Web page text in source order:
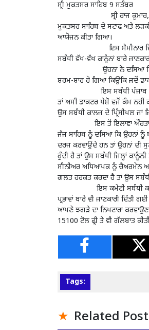
ਸ੍ਰੀ ਮੁਕਤਸਰ ਸਾਹਿਬ 9 ਸਤੰਬਰ
ਸ੍ਰੀ ਰਾਜ ਕੁਮਾਰ, ਜਿਲਾ ਅਤੇ
ਮੁਕਤਸਰ ਸਾਹਿਬ ਦੇ ਸਟਾਫ ਅਤੇ
ਆਯੋਜਨ ਕੀਤਾ ਗਿਆ।
ਇਸ ਸੈਮੀਨਾਰ ਵਿਚ ਡਾ.
ਸਬੰਧੀ ਵੱਖ-ਵੱਖ ਕਾਨੂੰਨਾਂ ਬਾਰੇ
ਉਹਨਾਂ ਨੇ ਦਸਿਆ ਕਿ ਜਿਵੇਂ
ਸ਼ਰਮ-ਸ਼ਾਰ ਹੋ ਗਿਆ ਕਿਉਂਕਿ ਜਦੋਂ
ਇਸ ਸਬੰਧੀ ਪੰਜਾਬ ਦੇ
ਤਾਂ ਅਸੀਂ ਡਾਕਟਰ ਪੇਸ਼ੋ ਵਜੋਂ ਕੰਮ
ਉਸ ਸਬੰਧੀ ਕਾਲਜ ਦੇ ਪ੍ਰਿੰਸੀਪਲ ਜਾਂ
ਇਸ ਤੋਂ ਇਲਾਵਾ ਔਰਤਾਂ ਲਈ ਬਣੇ
ਜੱਜ ਸਾਹਿਬ ਨੂੰ ਦਸਿਆ ਕਿ ਉਹਨਾਂ ਨੂੰ
ਦਰਜ ਕਰਵਾਉਂਦੇ ਹਨ ਤਾਂ ਉਹਨਾਂ ਦੀ
ਹੁੰਦੀ ਹੈ ਤਾਂ ਉਸ ਸਬੰਧੀ ਜਿਲ੍ਹਾਂ
ਸੀਨੀਅਰ ਅਧਿਆਪਕ ਨੂੰ ਚੈਅਰਮੇਨ
ਗਲਤ ਹਰਕਤ ਕਰਦਾ ਹੈ ਤਾਂ ਉਸ
ਇਸ ਕਮੇਟੀ ਸਬੰਧੀ ਕਾਲਜ ਦੇ
ਪ੍ਰਭਾਵਾਂ ਬਾਰੇ ਵੀ ਜਾਣਕਾਰੀ
ਆਪਣੇ ਝਗੜੇ ਦਾ ਨਿਪਟਾਰਾ
15100 ਟੋਲ ਫ੍ਰੀ ਤੇ ਵੀ ਗੱਲਬਾਤ
Tags:
Related